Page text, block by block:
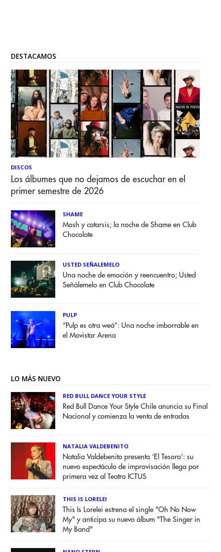
DESTACAMOS
DISCOS
Los álbumes que no dejamos de escuchar en el
primer semestre de 2026
SHAME
Mosh y catarsis; la noche de Shame en Club
Chocolate
USTED SEÑALEMELO
Una noche de emoción y reencuentro; Usted
Señálemelo en Club Chocolate
PULP
“Pulp es otra weá”: Una noche imborrable en
el Movistar Arena
LO MÁS NUEVO
RED BULL DANCE YOUR STYLE
Red Bull Dance Your Style Chile anuncia su Final
Nacional y comienza la venta de entradas
NATALIA VALDEBENITO
Natalia Valdebenito presenta ‘El Tesoro’: su
nuevo espectáculo de improvisación llega por
primera vez al Teatro ICTUS
THIS IS LORELEI
This Is Lorelei estrena el single "Oh No Now
My" y anticipa su nuevo álbum "The Singer in
My Band"